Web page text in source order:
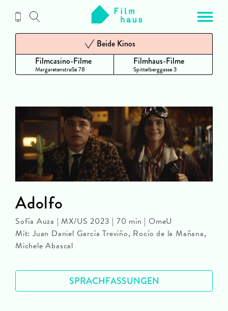
Inhalt
Filmcasino-Filme
Margaretenstraße 78
Beide Kinos
Filmhaus-Filme
Spittelberggasse 3
Adolfo
Sofía Auza | MX/US 2023 | 70 min | OmeU
Mit: Juan Daniel García Treviño, Rocío de la Mañana,
Michele Abascal
SPRACHFASSUNGEN